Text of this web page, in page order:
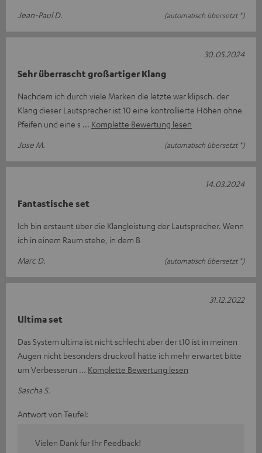
Jean-Paul D.
(automatisch übersetzt *)
Sehr überrascht großartiger Klang
Nachdem ich durch viele Marken die letzte war klipsch. der
Klang dieser Lautsprecher ist 10 eine kontrollierte Höhen ohne
Pfeifen und eine s
Komplette Bewertung lesen
Jose M.
(automatisch übersetzt *)
30.05.2024
Fantastische set
Ich bin erstaunt über die Klangleistung der Lautsprecher. Wenn
ich in einem Raum stehe, in dem B
Marc D.
(automatisch übersetzt *)
14.03.2024
Ultima set
Das System ultima ist nicht schlecht aber der t10 ist in meinen
Augen nicht besonders druckvoll hätte ich mehr erwartet bitte
um Verbesserun
Komplette Bewertung lesen
Sascha S.
31.12.2022
Antwort von Teufel:
Vielen Dank für Ihr Feedback!